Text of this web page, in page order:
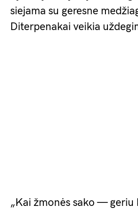
siejama su geresne
Diterpenakai veikia
„Kai žmonės sako — geriu